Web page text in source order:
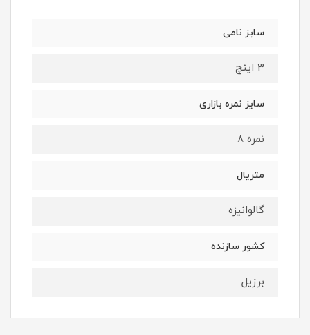
سایز نامی
3 اینچ
سایز نمره بازاری
نمره 8
متریال
گالوانیزه
کشور سازنده
برزیل